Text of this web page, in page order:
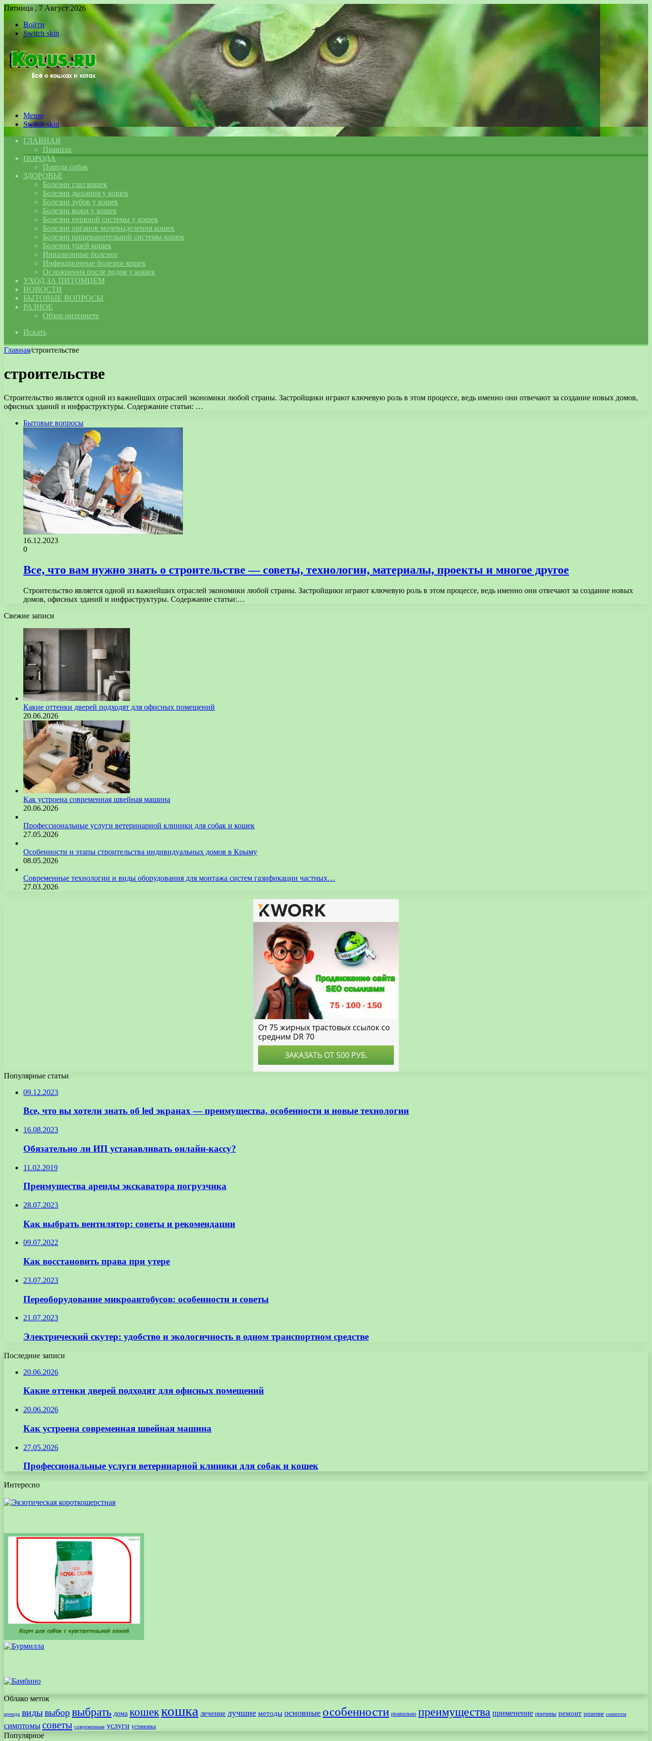
Пятница , 7 Август 2026
Войти
Switch skin
Меню
Switch skin
ГЛАВНАЯ
Правила
ПОРОДА
Порода собак
ЗДОРОВЬЕ
Болезни глаз кошек
Болезни дыхания у кошек
Болезни зубов у кошек
Болезни кожи у кошек
Болезни нервной системы у кошек
Болезни органов мочевыделения кошек
Болезни пищеварительной системы кошек
Болезни ушей кошек
Инвазионные болезни
Инфекционные болезни кошек
Осложнения после родов у кошек
УХОД ЗА ПИТОМЦЕМ
НОВОСТИ
БЫТОВЫЕ ВОПРОСЫ
РАЗНОЕ
Обзор интернете
Искать
Главная/строительстве
строительстве
Строительство является одной из важнейших отраслей экономики любой страны. Застройщики играют ключевую роль в этом процессе, ведь именно они отвечают за создание новых домов,
офисных зданий и инфраструктуры. Содержание статьи: …
Бытовые вопросы
16.12.2023
0
Все, что вам нужно знать о строительстве — советы, технологии, материалы, проекты и многое другое
Строительство является одной из важнейших отраслей экономики любой страны. Застройщики играют ключевую роль в этом процессе, ведь именно они отвечают за создание новых
домов, офисных зданий и инфраструктуры. Содержание статьи:…
Свежие записи
Какие оттенки дверей подходят для офисных помещений
20.06.2026
Как устроена современная швейная машина
20.06.2026
Профессиональные услуги ветеринарной клиники для собак и кошек
27.05.2026
Особенности и этапы строительства индивидуальных домов в Крыму
08.05.2026
Современные технологии и виды оборудования для монтажа систем газификации частных…
27.03.2026
Популярные статьи
09.12.2023
Все, что вы хотели знать об led экранах — преимущества, особенности и новые технологии
16.08.2023
Обязательно ли ИП устанавливать онлайн-кассу?
11.02.2019
Преимущества аренды экскаватора погрузчика
28.07.2023
Как выбрать вентилятор: советы и рекомендации
09.07.2022
Как восстановить права при утере
23.07.2023
Переоборудование микроавтобусов: особенности и советы
21.07.2023
Электрический скутер: удобство и экологичность в одном транспортном средстве
Последние записи
20.06.2026
Какие оттенки дверей подходят для офисных помещений
20.06.2026
Как устроена современная швейная машина
27.05.2026
Профессиональные услуги ветеринарной клиники для собак и кошек
Интересно
Облако меток
аренда видывыборвыбрать дома кошеккошка лечение лучшие методы основные особенности правильно преимущества применение причины ремонт решение симптом
симптомы советы современные услуги установка
Популярное